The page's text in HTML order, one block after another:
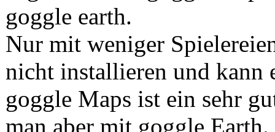
goggle earth.
Nur mit weniger
nicht installieren und kann
goggle Maps ist ein sehr
man aber mit goggle Earth.